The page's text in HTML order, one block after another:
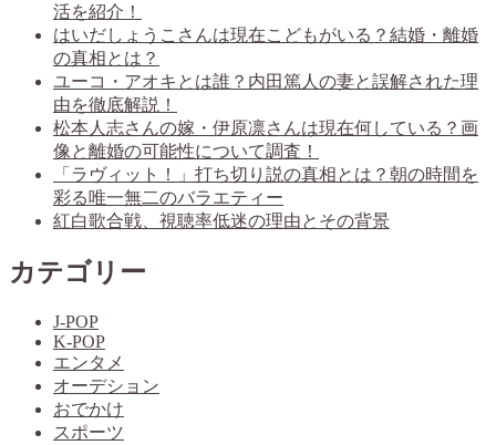
活を紹介！
はいだしょうこさんは現在こどもがいる？結婚・離婚
の真相とは？
ユーコ・アオキとは誰？内田篤人の妻と誤解された理
由を徹底解説！
松本人志さんの嫁・伊原凛さんは現在何している？画
像と離婚の可能性について調査！
「ラヴィット！」打ち切り説の真相とは？朝の時間を
彩る唯一無二のバラエティー
紅白歌合戦、視聴率低迷の理由とその背景
カテゴリー
J-POP
K-POP
エンタメ
オーデション
おでかけ
スポーツ